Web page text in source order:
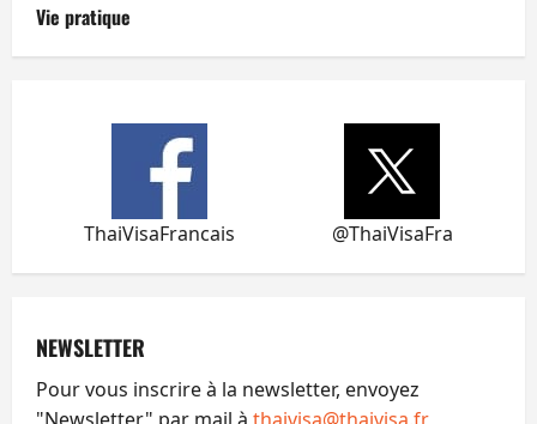
Vie pratique
ThaiVisaFrancais @ThaiVisaFra
NEWSLETTER
Pour vous inscrire à la newsletter, envoyez
"Newsletter" par mail à thaivisa@thaivisa.fr